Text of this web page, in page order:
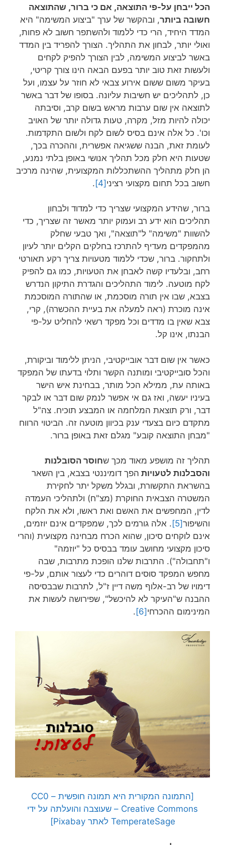
הכל ייבחן על-פי התוצאה, אם כי ברור, שהתוצאה
חשובה ביותר, ובהקשר של ערך "ביצוע המשימה" היא
המדד היחיד, הרי כדי ללמוד ולהשתפר חשוב לא פחות,
ואולי יותר, לבחון את התהליך. הצורך להפריד בין המדד
באשר לביצוע המשימה, לבין הצורך להפיק לקחים
ולעשות זאת טוב יותר בפעם הבאה הינו צורך קריטי,
בעיקר משום ששום אירוע צבאי לא חוזר על עצמו, ועל
כן, לתהליכים יש חשיבות עליונה. בסופו של דבר באשר
לתוצאה אין שום ערבות מראש בשום קרב, וסיבתה
יכולה להיות מזל, מקרה, טעות גדולה יותר של האויב
וכו'. כל אלה אינם בסיס לשום לקח ולשום התקדמות.
לעומת זאת, הבנה ששגיאה אפשרית, וההכרה בכך,
שטעות היא חלק מכל תהליך אנושי באופן בלתי נמנע,
הן חלק מתהליך ההשתכללות המקצועית, שהינה מרכיב
חשוב בכל תחום מקצועי רציני[4]
.
ברור, שהידע המקצועי שצריך כדי למדוד ולבחון
תהליכים הוא ידע רב ועמוק יותר מאשר זה שצריך, כדי
להשוות "משימה" ל"תוצאה", ואך טבעי שחלק
מהמפקדים מעדיף להתרכז בחלקים הקלים יותר לעיון
ולתחקור. ברור, שכדי ללמוד מטעויות צריך רקע תאורטי
רחב, ובלעדיו קשה לאבחן את הטעויות, כמו גם להפיק
לקח מוטעה. לימוד התהליכים והגדרת התיקון הנדרש
בצבא, שבו אין תורה מוסכמת, או שהתורה המוסכמת
אינה מוכרת (ראה למעלה את בעיית ההכשרה), קרי,
צבא שאין בו מדדים וכל מפקד רשאי להחליט על-פי
הבנתו, אינו קל.
כאשר אין שום דבר אובייקטיבי, הניתן ללימוד וביקורת,
והכל סובייקטיבי ומותנה הקשר ותלוי בדעתו של המפקד
באותה עת, ממילא הכל מותר, בבחינת איש הישר
בעיניו יעשה, ואז גם אי אפשר לנמק שום דבר או לבקר
דבר, ורק תוצאת המלחמה או המבצע תוכיח. צה"ל
מתקדם כיום בצעדי ענק בכיוון מוטעה זה. הביטוי הרווח
"מבחן התוצאה קובע" מגלם זאת באופן ברור.
תהליך זה מושפע מאוד מכך שחוסר הסובלנות
והסבלנות לטעויות הפך דומיננטי בצבא, בין השאר
בהשראת התקשורת, ובגלל משקל יתר לחקירת
המשטרה הצבאית החוקרת (מצ"ח) ולתהליכי העמדה
לדין, המחפשים את האשם ואת ראשו, ולא את הלקח
והשיפור[5]
. אלה גורמים לכך, שמפקדים אינם יוזמים,
אינם לוקחים סיכון, שהוא הכרח מבחינה מקצועית (והרי
סיכון מקצועי מחושב עומד בבסיס כל "יוזמה"
ו"תחבולה"). התרבות שלנו הופכת מתרבות, שבה
מחפש המפקד סוסים דוהרים כדי לעצור אותם, על-פי
דימויו של רב-אלוף משה דיין ז"ל, לתרבות שבבסיסה
ההבנה ש"העיקר לא להיכשל", שפירושה לעשות את
המינימום ההכרחי [6]
.
[התמונה המקורית היא תמונה חופשית – CC0
Creative Commons – שעוצבה והועלתה על ידי
TemperateSage לאתר Pixabay]